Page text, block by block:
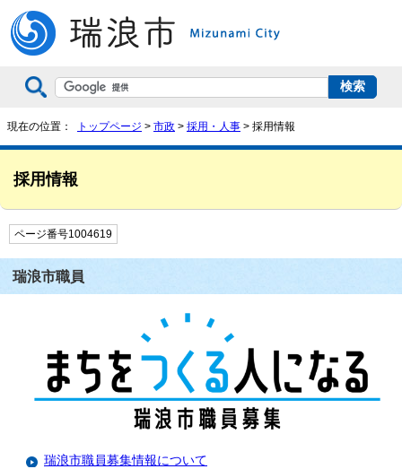
現在の位置： トップページ > 市政 > 採用・人事 > 採用情報
採用情報
ページ番号1004619
瑞浪市職員
瑞浪市職員募集情報について